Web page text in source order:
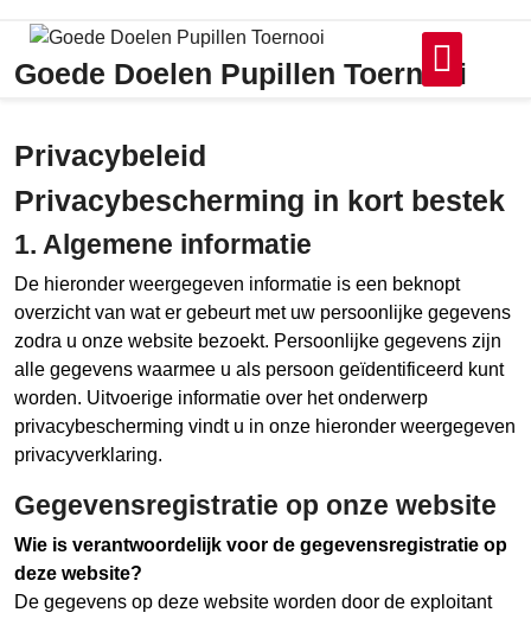
naar
deGoede Doelen Pupillen Toernooi
Privacybeleid
Privacybescherming in kort bestek
1. Algemene informatie
De hieronder weergegeven informatie is een beknopt
overzicht van wat er gebeurt met uw persoonlijke gegevens
zodra u onze website bezoekt. Persoonlijke gegevens zijn
alle gegevens waarmee u als persoon geïdentificeerd kunt
worden. Uitvoerige informatie over het onderwerp
privacybescherming vindt u in onze hieronder weergegeven
privacyverklaring.
Gegevensregistratie op onze website
Wie is verantwoordelijk voor de gegevensregistratie op
deze website?
De gegevens op deze website worden door de exploitant